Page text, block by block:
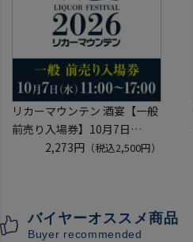
リカーマウンテン 酒宴【一般
前売り入場券】10月7日
(水)11:00～17:00 2026
月下旬】にメールにて配信予
2,273円（税込2,500円）
バイヤーオススメ商品
Buyer recommended